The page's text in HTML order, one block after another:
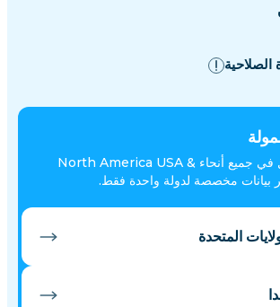
اشترِ بيانات تعمل في جميع أنحاء North America USA &
المتحدة